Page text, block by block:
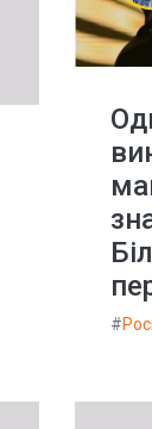
#